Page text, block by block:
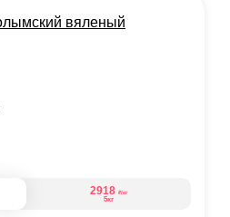
2918 ₽/кг
5кг